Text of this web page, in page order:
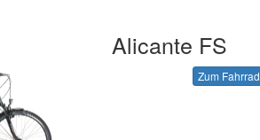
Alicante FS
Zum Fahrrad